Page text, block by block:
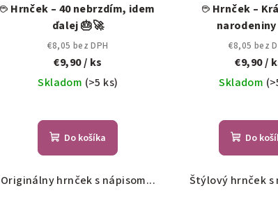
☕ Hrnček – 40 nebrzdím, idem
ďalej 🎂🚀
€8,05 bez DPH
€9,90/ ks
Skladom (>5 ks)
Do košíka
Originálny hrnček s nápisom...
☕ Hrnček –
narodeniny
€8,05 bez
€9,90/
Skladom
Do
Štýlový hrnček s